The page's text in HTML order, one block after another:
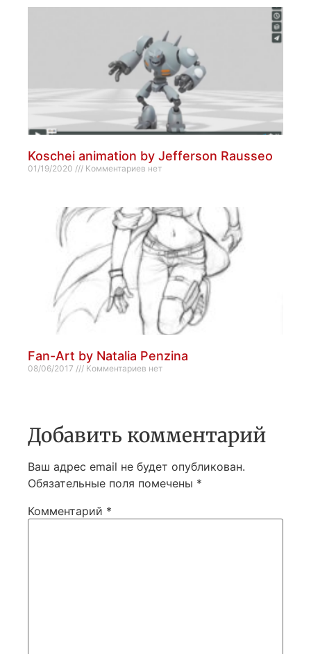
Koschei animation by Jefferson Rausseo
01/19/2020 Комментариев нет
Fan-Art by Natalia Penzina
08/06/2017 Комментариев нет
Добавить комментарий
Ваш адрес email не будет опубликован.
Обязательные поля помечены *
Комментарий *